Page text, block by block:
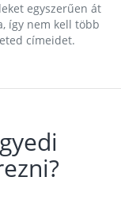
egyszerűen át
így nem kell több
címeidet.